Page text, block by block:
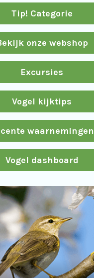
Tip! Categorie
onze webshop
Excursies
Vogel kijktips
waarnemingen
Vogel dashboard